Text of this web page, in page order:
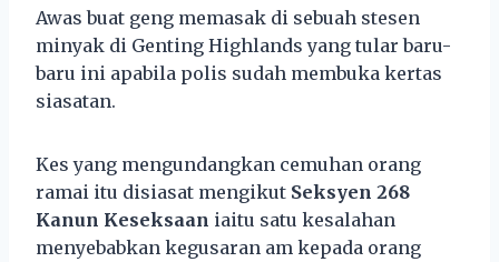
Awas buat geng memasak di sebuah stesen
minyak di Genting Highlands yang tular baru-
baru ini apabila polis sudah membuka kertas
siasatan.
Kes yang mengundangkan cemuhan orang
ramai itu disiasat mengikut Seksyen 268
Kanun Keseksaan iaitu satu kesalahan
menyebabkan kegusaran am kepada orang